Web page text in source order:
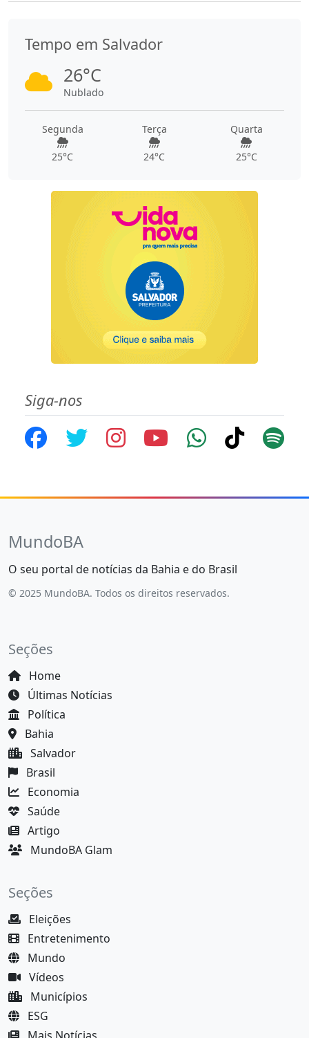
Tempo em Salvador
26°C
Nublado
Segunda
25°C
Terça
24°C
Quarta
25°C
Siga-nos
MundoBA
O seu portal de notícias da Bahia e do Brasil
© 2025 MundoBA. Todos os direitos reservados.
Seções
Home
Últimas Notícias
Política
Bahia
Salvador
Brasil
Economia
Saúde
Artigo
MundoBA Glam
Seções
Eleições
Entretenimento
Mundo
Vídeos
Municípios
ESG